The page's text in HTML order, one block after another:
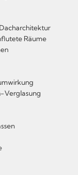
Räume
Verglasung